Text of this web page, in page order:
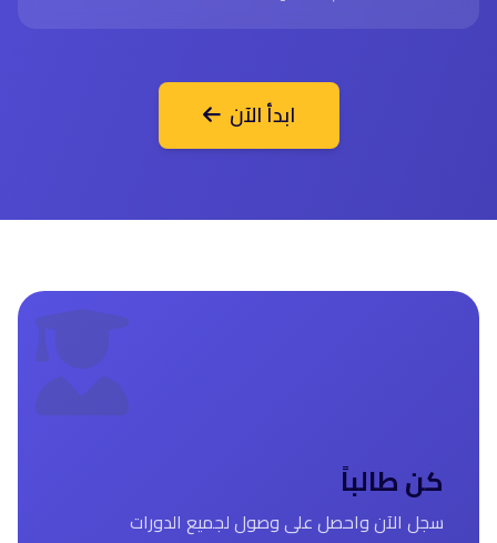
ابدأ الآن
كن طالباً
سجل الآن واحصل على وصول لجميع الدورات